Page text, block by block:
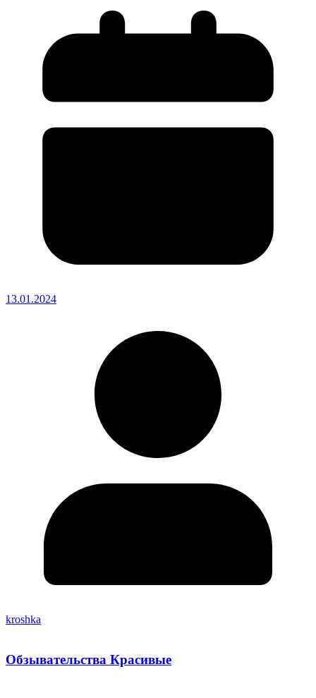
13.01.2024
kroshka
Обзывательства Красивые